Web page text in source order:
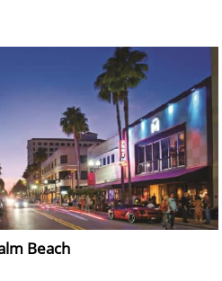
Beach